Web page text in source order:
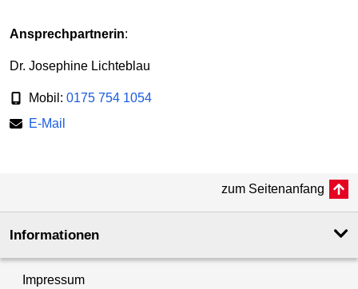
Ansprechpartnerin:
Dr. Josephine Lichteblau
Mobil: 0175 754 1054
E-Mail
zum Seitenanfang
Informationen
Impressum